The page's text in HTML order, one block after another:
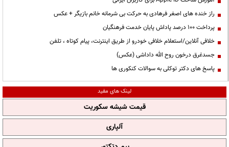
راز خنده های اصغر فرهادی به حرکت بی شرمانه خانم بازیگر + عکس
پرداخت ۱۰۰ درصد پاداش پایان خدمت فرهنگیان
خلافی آنلاین/استعلام خلافی خودرو از طریق اینترنت، پیام کوتاه ، تلفن
جسدغرق درخون روح الله داداشی (عکس)
پاسخ های دکتر توکلی به سوالات کنکوری ها
لینک های مفید
قیمت شیشه سکوریت
آلپاری